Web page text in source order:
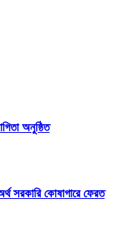
অনুষ্ঠিত
সরকারি কোষাগারে ফেরত